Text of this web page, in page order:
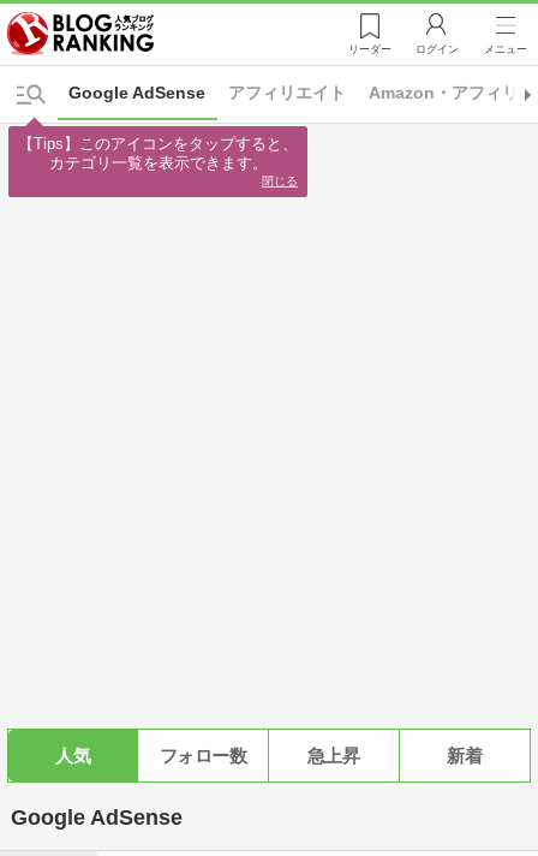
リーダー ログイン メニュー
アフィリエイト Amazon・アフィリ
Google AdSense
人気 フォロー数 急上昇 新着
Google AdSense
【Tips】このアイコンをタップすると、
カテゴリ一覧を表示できます。
閉じる